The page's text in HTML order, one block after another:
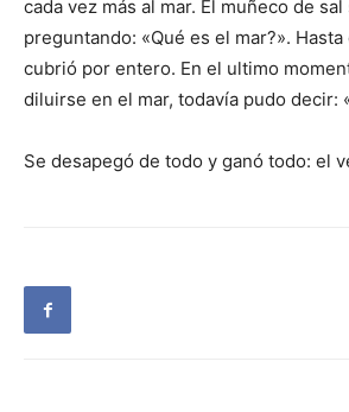
cada vez más al mar. El muñeco de
preguntando: «Qué es el mar?».
cubrió por entero. En el ultimo
diluirse en el mar, todavía pudo decir:
Se desapegó de todo y ganó todo: el